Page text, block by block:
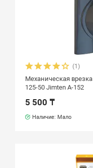
(1)
Механическая
125-50 Jimten A-152
5 500 ₸
Наличие: Мало